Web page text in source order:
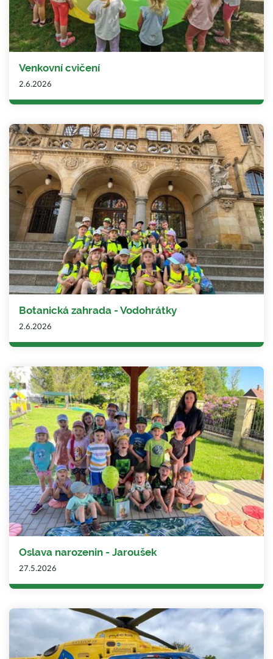
Venkovní cvičení
2.6.2026
Botanická zahrada - Vodohrátky
2.6.2026
Oslava narozenin - Jaroušek
27.5.2026